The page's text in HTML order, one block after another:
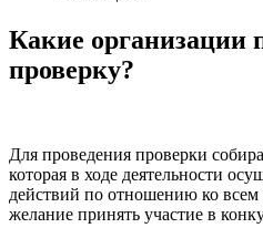
Какие организации
проверку?
Для проведения проверки
которая в ходе деятельности
действий по отношению ко
желание принять участие в